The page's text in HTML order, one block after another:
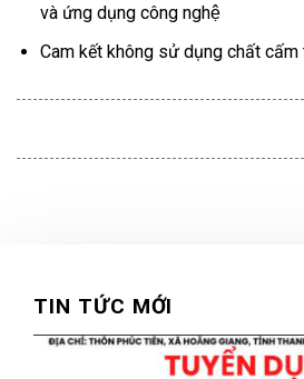
và ứng dụng công nghệ
Cam kết không sử dụng chất cấm
TIN TỨC MỚI